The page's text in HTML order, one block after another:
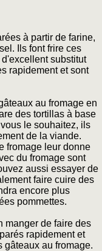
à partir de farine,
Ils font frire ces
substitut
rapidement et sont
au fromage en
des tortillas à base
le souhaitez, ils
de la viande.
fromage leur donne
du fromage sont
aussi essayer de
faire cuire des
encore plus
pommettes.
manger de faire des
rapidement et
gâteaux au fromage.